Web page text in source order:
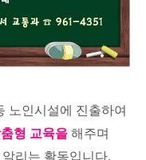
노인시설에 진출하여
형 교육을 해주며
리는 활동입니다.